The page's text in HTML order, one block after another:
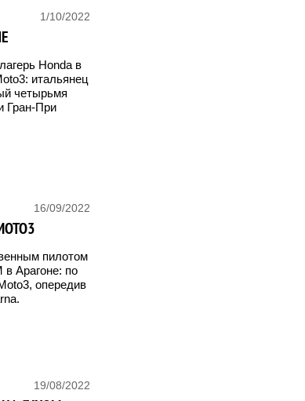
1/10/2022
Honda в
итальянец
четырьмя
Гран-При
16/09/2022
пилотом
в Арагоне: по
опередив
19/08/2022